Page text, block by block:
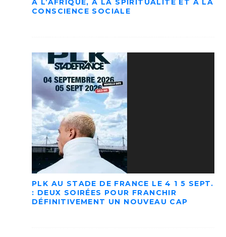
À L’AFRIQUE, À LA SPIRITUALITÉ ET À LA
CONSCIENCE SOCIALE
PLK AU STADE DE FRANCE LE 4 1 5 SEPT.
: DEUX SOIRÉES POUR FRANCHIR
DÉFINITIVEMENT UN NOUVEAU CAP